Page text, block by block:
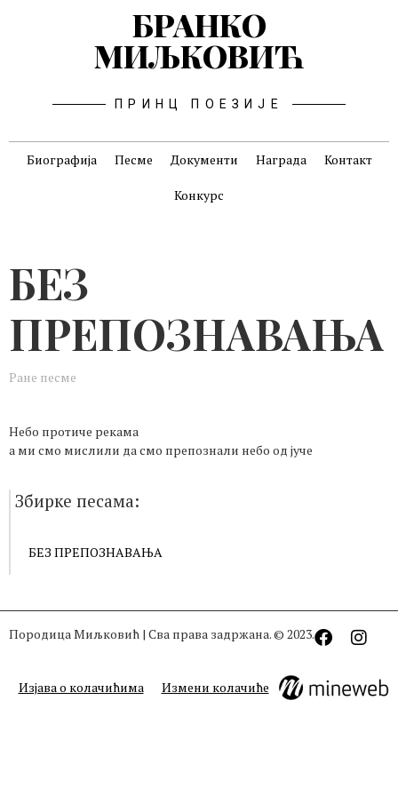
БРАНКО
МИЉКОВИЋ
ПРИНЦ ПОЕЗИЈЕ
Биографија Песме Документи Награда Контакт
Конкурс
БЕЗ
ПРЕПОЗНАВАЊА
Ране песме
Небо протиче рекама
а ми смо мислили да смо препознали небо од јуче
Збирке песама:
БЕЗ ПРЕПОЗНАВАЊА
Породица Миљковић | Сва права задржана. © 2023.
Изјава о колачићима Измени колачиће